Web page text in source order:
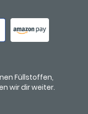
Füllstoffen,
wir dir weiter.